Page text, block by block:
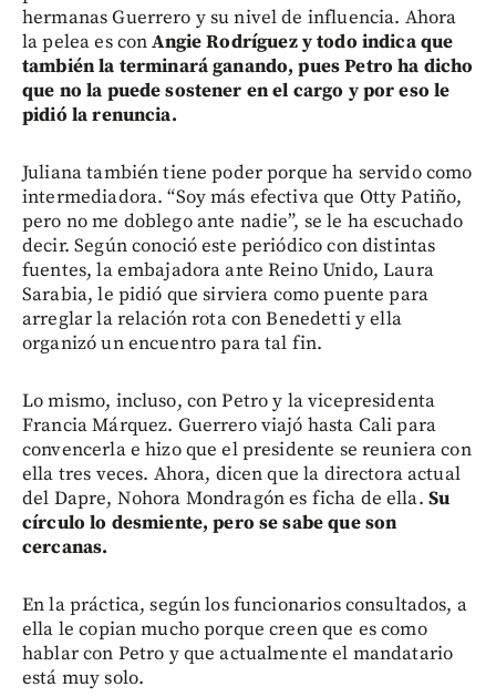
hermanas Guerrero y su nivel de influencia. Ahora
la pelea es conAngie Rodríguez y todo indica que
también la terminará ganando, pues Petro ha dicho
que no la puede sostener en el cargo y por eso le
pidió la renuncia.
Juliana también tiene poder porque ha servido como
intermediadora. “Soy más efectiva que Otty Patiño,
pero no me doblego ante nadie”, se le ha escuchado
decir. Según conoció este periódico con distintas
fuentes, la embajadora ante Reino Unido, Laura
Sarabia, le pidió que sirviera como puente para
arreglar la relación rota con Benedetti y ella
organizó un encuentro para tal fin.
Lo mismo, incluso, con Petro y la vicepresidenta
Francia Márquez. Guerrero viajó hasta Cali para
convencerla e hizo que el presidente se reuniera con
ella tres veces. Ahora, dicen que la directora actual
del Dapre, Nohora Mondragón es ficha de ella. Su
círculo lo desmiente, pero se sabe que son
cercanas.
En la práctica, según los funcionarios consultados, a
ella le copian mucho porque creen que es como
hablar con Petro y que actualmente el mandatario
está muy solo.